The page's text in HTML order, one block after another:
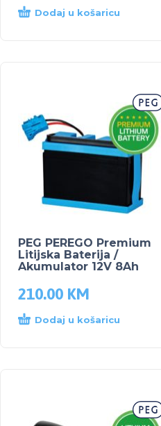
Dodaj u košaricu
PEG PEREGO Premium
Litijska Baterija /
Akumulator 12V 8Ah
210.00 KM
Dodaj u košaricu